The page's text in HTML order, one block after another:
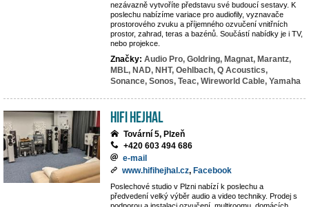
nezávazně vytvoříte představu své budoucí sestavy. K
poslechu nabízíme variace pro audiofily, vyznavače
prostorového zvuku a příjemného ozvučení vnitřních
prostor, zahrad, teras a bazénů. Součástí nabídky je i TV,
nebo projekce.
Značky: Audio Pro, Goldring, Magnat, Marantz,
MBL, NAD, NHT, Oehlbach, Q Acoustics,
Sonance, Sonos, Teac, Wireworld Cable, Yamaha
Hifi Hejhal
Tovární 5, Plzeň
+420 603 494 686
e-mail
www.hifihejhal.cz, Facebook
Poslechové studio v Plzni nabízí k poslechu a
předvedení velký výběr audio a video techniky. Prodej s